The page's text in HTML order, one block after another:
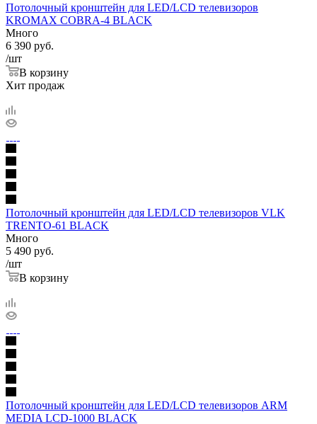
Потолочный кронштейн для LED/LCD телевизоров
KROMAX COBRA-4 BLACK
Много
6 390 руб.
/шт
В корзину
Хит продаж
Потолочный кронштейн для LED/LCD телевизоров VLK
TRENTO-61 BLACK
Много
5 490 руб.
/шт
В корзину
Потолочный кронштейн для LED/LCD телевизоров ARM
MEDIA LCD-1000 BLACK